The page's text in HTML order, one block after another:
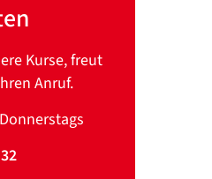
Kurse, freut
Anruf.